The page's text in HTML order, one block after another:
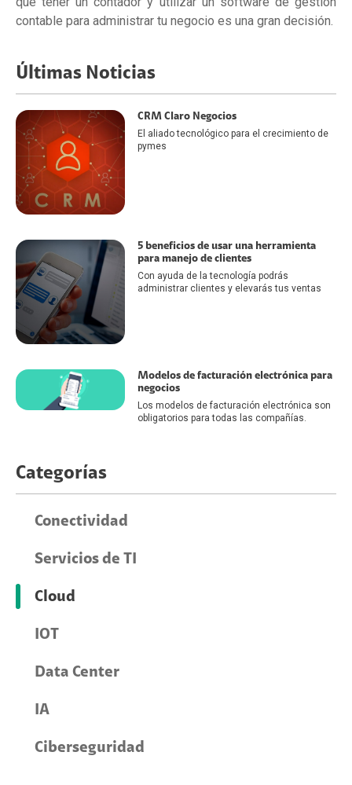
contable para administrar tu negocio es una gran decisión.
Últimas Noticias
CRM Claro Negocios
El aliado tecnológico para el crecimiento de
pymes
5 beneficios de usar una herramienta
para manejo de clientes
Con ayuda de la tecnología podrás
administrar clientes y elevarás tus ventas
Modelos de facturación electrónica para
negocios
Los modelos de facturación electrónica son
obligatorios para todas las compañías.
Categorías
Conectividad
Servicios de TI
Cloud
IOT
Data Center
IA
Ciberseguridad